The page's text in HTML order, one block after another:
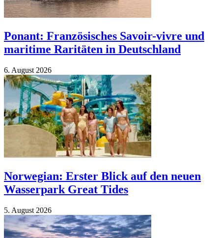
Ponant: Französisches Savoir-vivre und
maritime Raritäten in Deutschland
6. Au­gust 2026
Norwegian: Erster Blick auf den neuen
Wasserpark Great Tides
5. Au­gust 2026